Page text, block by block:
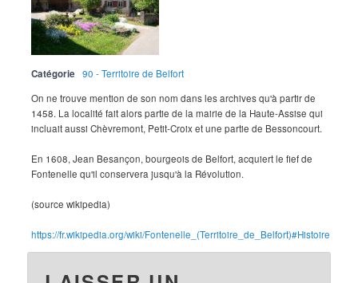
Catégorie
90 - Territoire de Belfort
On ne trouve mention de son nom dans les archives qu'à partir de
1458. La localité fait alors partie de la mairie de la Haute-Assise qui
incluait aussi Chèvremont, Petit-Croix et une partie de Bessoncourt.
En 1608, Jean Besançon, bourgeois de Belfort, acquiert le fief de
Fontenelle qu'il conservera jusqu'à la Révolution.
(source wikipedia)
https://fr.wikipedia.org/wiki/Fontenelle_(Territoire_de_Belfort)#Histoire